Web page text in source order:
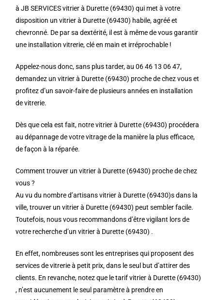
à JB SERVICES vitrier à Durette (69430) qui met à votre
disposition un vitrier à Durette (69430) habile, agréé et
chevronné. De par sa dextérité, il est à même de vous garantir
une installation vitrerie, clé en main et irréprochable !
Appelez-nous donc, sans plus tarder, au 06 46 13 06 47,
demandez un vitrier à Durette (69430) proche de chez vous et
profitez d’un savoir-faire de plusieurs années en installation
de vitrerie.
Dès que cela est fait, notre vitrier à Durette (69430) procédera
au dépannage de votre vitrage de la manière la plus efficace,
de façon à la réparée.
Comment trouver un vitrier à Durette (69430) proche de chez
vous ?
Au vu du nombre d’artisans vitrier à Durette (69430)s dans la
ville, trouver un vitrier à Durette (69430) peut sembler facile.
Toutefois, nous vous recommandons d’être vigilant lors de
votre recherche d’un vitrier à Durette (69430) .
En effet, nombreuses sont les entreprises qui proposent des
services de vitrerie à petit prix, dans le seul but d’attirer des
clients. En revanche, notez que le tarif vitrier à Durette (69430)
, n’est aucunement le seul paramètre à prendre en